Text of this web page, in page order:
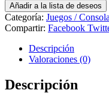
Añadir a la lista de deseos
Categoría: Juegos /
Compartir: Facebook
Descripción
Valoraciones (0)
Descripción